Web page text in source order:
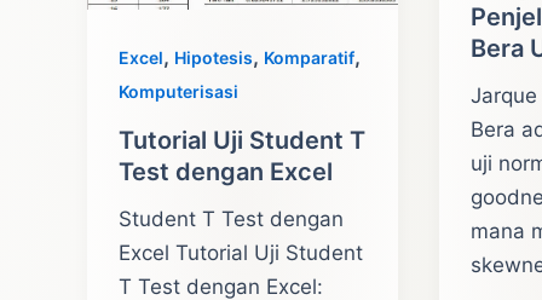
Excel, Hipotesis, Komparatif,
Komputerisasi
Tutorial Uji Student T
Test dengan Excel
Student T Test dengan
Excel Tutorial Uji Student
T Test dengan Excel:
Bera
Jarque
Bera
uji
mana